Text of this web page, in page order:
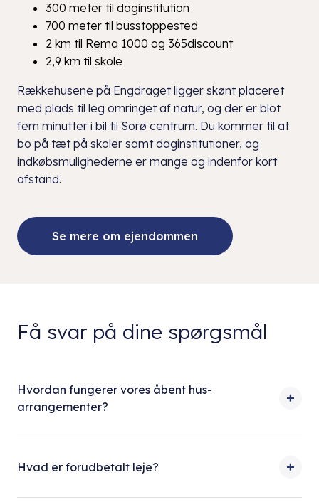
300 meter til daginstitution
700 meter til busstoppested
2 km til Rema 1000 og 365discount
2,9 km til skole
Rækkehusene på Engdraget ligger skønt placeret
med plads til leg omringet af natur, og der er blot
fem minutter i bil til Sorø centrum. Du kommer til at
bo på tæt på skoler samt daginstitutioner, og
indkøbsmulighederne er mange og indenfor kort
afstand.
Se mere om ejendommen
Få svar på dine spørgsmål
Hvordan fungerer vores åbent hus-
arrangementer?
Hvad er forudbetalt leje?